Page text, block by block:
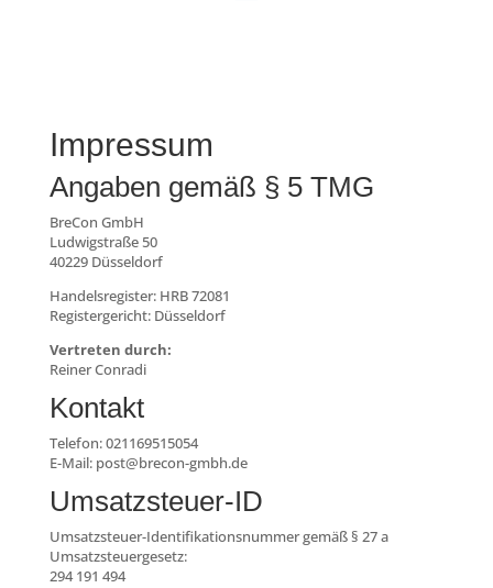
Impressum
Angaben gemäß § 5 TMG
BreCon GmbH
Ludwigstraße 50
40229 Düsseldorf
Handelsregister: HRB 72081
Registergericht: Düsseldorf
Vertreten durch:
Reiner Conradi
Kontakt
Telefon: 021169515054
E-Mail: post@brecon-gmbh.de
Umsatzsteuer-ID
Umsatzsteuer-Identifikationsnummer gemäß § 27 a
Umsatzsteuergesetz:
294 191 494